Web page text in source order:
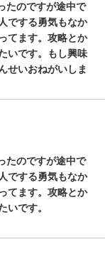
たのですが途中で
でする勇気もなか
てます。攻略とか
いです。もし興味
せいおねがいしま
たのですが途中で
でする勇気もなか
てます。攻略とか
いです。